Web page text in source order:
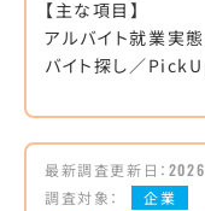
【主な項目】
アルバイト就業実
バイト探し／
最新調査更新日：
調査対象：
企業